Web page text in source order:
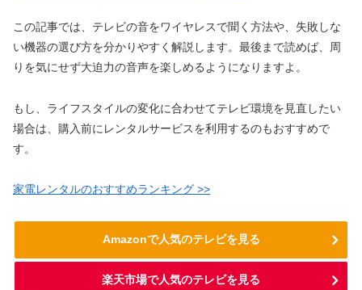
この記事では、テレビの音をワイヤレスで聞く方法や、失敗しな
い機器の選び方を分かりやすく解説します。最後まで読めば、周
りを気にせず大迫力の音声を楽しめるようになりますよ。
もし、ライフスタイルの変化に合わせてテレビ環境を見直したい
場合は、購入前にレンタルサービスを利用するのもおすすめで
す。
家電レンタルのおすすめランキング >>
Amazonで人気のテレビを見る
楽天市場で人気のテレビを見る